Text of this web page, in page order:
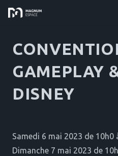
GAMEPLAY
DISNEY
Samedi 6 mai 2023 de 10h0
Dimanche 7 mai 2023 de